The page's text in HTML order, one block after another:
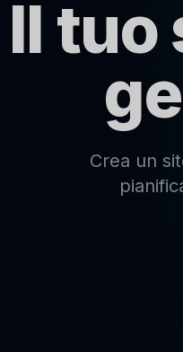
Il tuo
Crea un